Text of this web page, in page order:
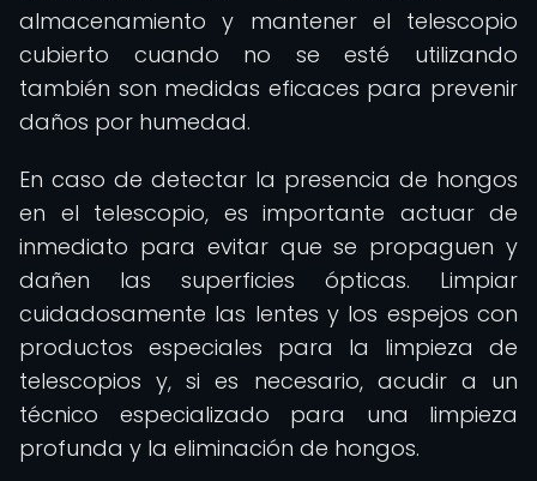
almacenamiento y mantener el telescopio
cubierto cuando no se esté utilizando
también son medidas eficaces para prevenir
daños por humedad.
En caso de detectar la presencia de hongos
en el telescopio, es importante actuar de
inmediato para evitar que se propaguen y
dañen las superficies ópticas. Limpiar
cuidadosamente las lentes y los espejos con
productos especiales para la limpieza de
telescopios y, si es necesario, acudir a un
técnico especializado para una limpieza
profunda y la eliminación de hongos.